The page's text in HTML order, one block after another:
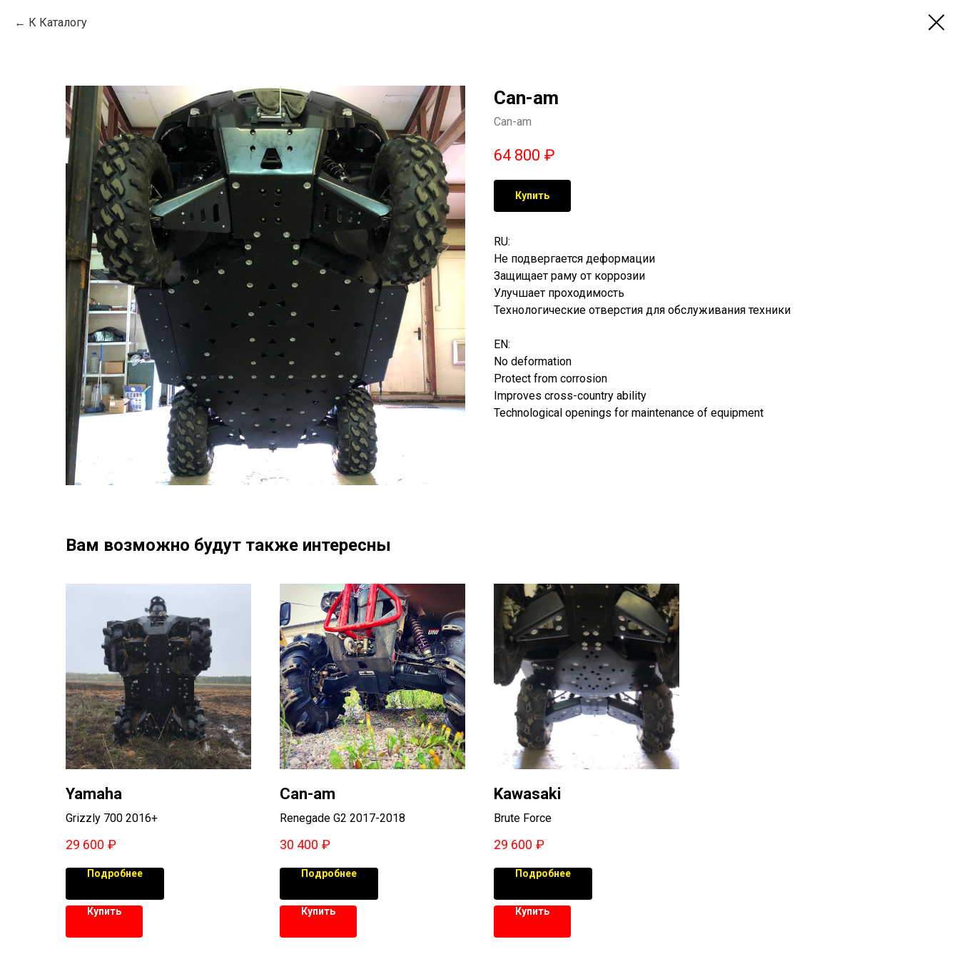
К Каталогу
Can-am
Can-am
64 800 ₽
Купить
RU:
Не подвергается деформации
Защищает раму от коррозии
Улучшает проходимость
Технологические отверстия для обслуживания техники
EN:
No deformation
Protect from corrosion
Improves cross-country ability
Technological openings for maintenance of equipment
Вам возможно будут также интересны
Yamaha
Grizzly 700 2016+
29 600 ₽
Подробнее
Купить
Can-am
Renegade G2 2017-2018
30 400 ₽
Подробнее
Купить
Kawasaki
Brute Force
29 600 ₽
Подробнее
Купить